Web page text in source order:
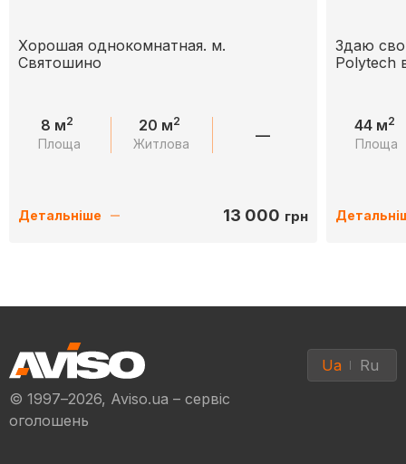
Хорошая однокомнатная. м.
Святошино
8 м2
Площа
20 м2
Житлова —
Детальніше 13 000 грн
Здаю
Polytech
44 м2
Площа
© 1997–2026, Aviso.ua – сервіс
оголошень
Ua Ru